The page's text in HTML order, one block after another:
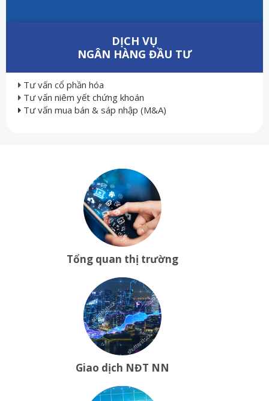
DỊCH VỤ
NGÂN HÀNG ĐẦU TƯ
Tư vấn cổ phần hóa
Tư vấn niêm yết chứng khoán
Tư vấn mua bán & sáp nhập (M&A)
Tổng quan thị trường
Giao dịch NĐT NN